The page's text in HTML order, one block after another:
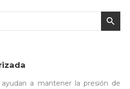
ayudan a mantener la presión de